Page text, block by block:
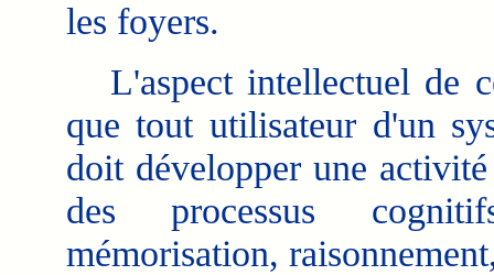
les foyers.
L'aspect intellectuel de
que tout utilisateur d'un
doit développer une
des processus
mémorisation,